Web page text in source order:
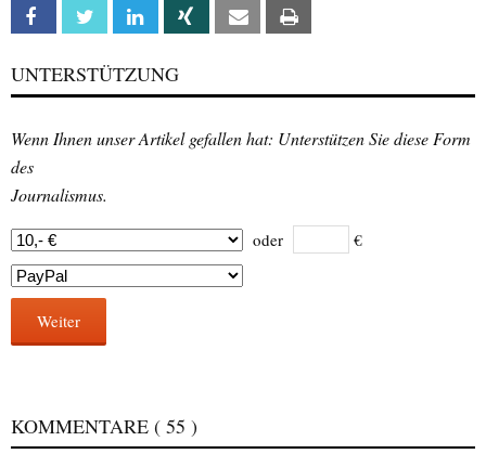
Facebook Twitter Linkedin Xing Email
UNTERSTÜTZUNG
Wenn Ihnen unser Artikel gefallen hat: Unterstützen Sie diese Form
des
Journalismus.
oder €
Weiter
KOMMENTARE ( 55 )